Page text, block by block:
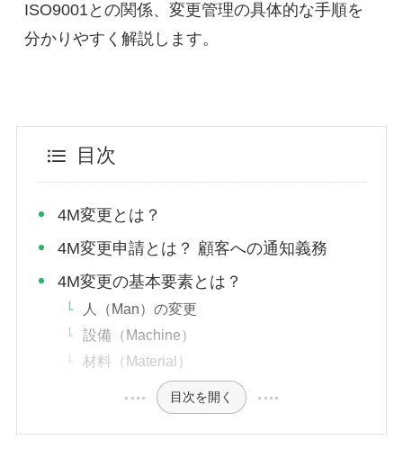
ISO9001との関係、変更管理の具体的な手順を
分かりやすく解説します。
目次
4M変更とは？
4M変更申請とは？ 顧客への通知義務
4M変更の基本要素とは？
人（Man）の変更
設備（Machine）
材料（Material）
目次を開く